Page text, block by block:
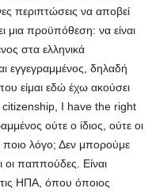
περιπτώσεις να αποβεί
μια προϋπόθεση: να είναι
στα ελληνικά
εγγεγραμμένος, δηλαδή
είμαι εδώ έχω ακούσει
I have the right
ούτε ο ίδιος, ούτε οι
ποιο λόγο; Δεν μπορούμε
οι παππούδες. Είναι
ΗΠΑ, όπου όποιος